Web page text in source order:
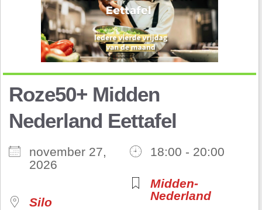
Roze50+ Midden
Nederland Eettafel
november 27,
2026
18:00 - 20:00
Silo
Midden-
Nederland